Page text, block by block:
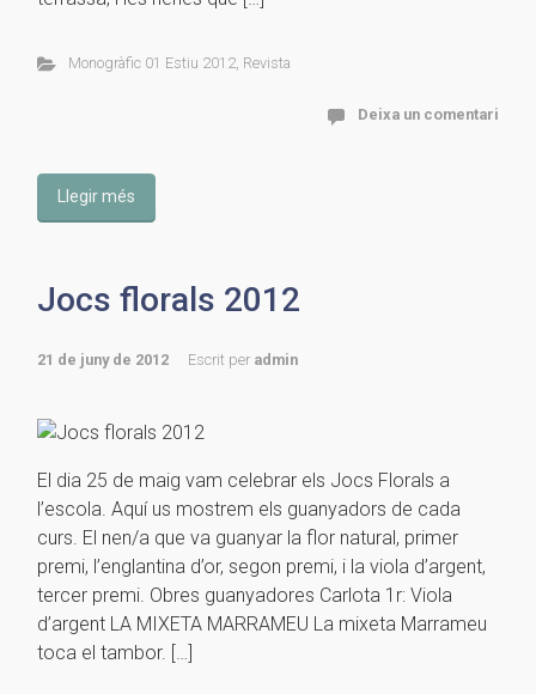
Monogràfic 01 Estiu 2012, Revista
Deixa un comentari
Llegir més
Jocs florals 2012
21 de juny de 2012 Escrit per admin
El dia 25 de maig vam celebrar els Jocs Florals a
l’escola. Aquí us mostrem els guanyadors de cada
curs. El nen/a que va guanyar la flor natural, primer
premi, l’englantina d’or, segon premi, i la viola d’argent,
tercer premi. Obres guanyadores Carlota 1r: Viola
d’argent LA MIXETA MARRAMEU La mixeta Marrameu
toca el tambor. […]